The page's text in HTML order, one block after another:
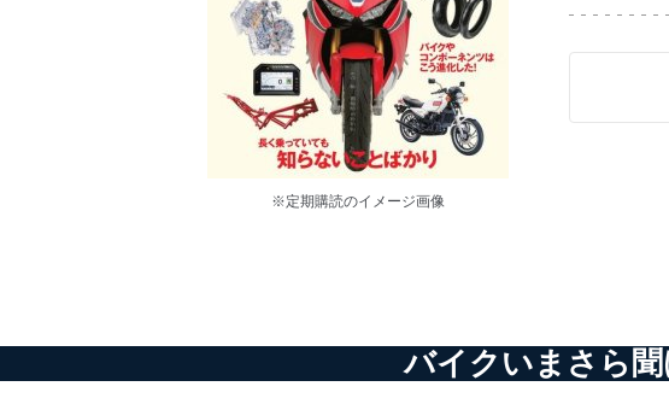
※定期購読のイメージ画像
バイクいまさら